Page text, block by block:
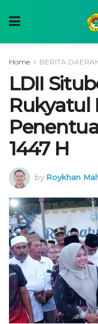
Home BERITA
LDII
Rukyatul
1447 H
by Roykhan